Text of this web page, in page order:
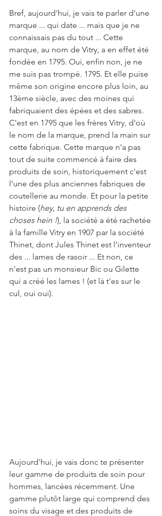
Bref, aujourd'hui, je vais te parler d'une
marque ... qui date ... mais que je ne
connaissais pas du tout ... Cette
marque, au nom de Vitry, a en effet été
fondée en 1795. Oui, enfin non, je ne
me suis pas trompé. 1795. Et elle puise
même son origine encore plus loin, au
13ème siècle, avec des moines qui
fabriquaient des épées et des sabres.
C'est en 1795 que les frères Vitry, d'où
le nom de la marque, prend la main sur
cette fabrique. Cette marque n'a pas
tout de suite commencé à faire des
produits de soin, historiquement c'est
l'une des plus anciennes fabriques de
coutellerie au monde. Et pour la petite
histoire (hey, tu en apprends des
choses hein !), la société a été rachetée
à la famille Vitry en 1907 par la société
Thinet, dont Jules Thinet est l'inventeur
des ... lames de rasoir ... Et non, ce
n'est pas un monsieur Bic ou Gilette
qui a créé les lames ! (et là t'es sur le
cul, oui oui).
Aujourd'hui, je vais donc te présenter
leur gamme de produits de soin pour
hommes, lancées récemment. Une
gamme plutôt large qui comprend des
soins du visage et des produits de